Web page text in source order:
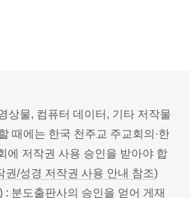
상물, 컴퓨터 데이터, 기타 저작물
때에는 한국 천주교 주교회의·한
에 저작권 사용 승인을 받아야 합
권/성경 저작권 사용 안내 참조)
: 분도출판사의 승인을 얻어 게재